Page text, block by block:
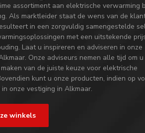
assortiment aan elektrische verwarming
Als marktleider staat de wens van de
in een zorgvuldig samengestelde
met een uitstekende
Laat u inspireren en adviseren in onze
Onze adviseurs nemen alle tijd om
van de juiste keuze voor elektrische
kunt u onze producten, indien op
onze vestiging in Alkmaar.
winkels